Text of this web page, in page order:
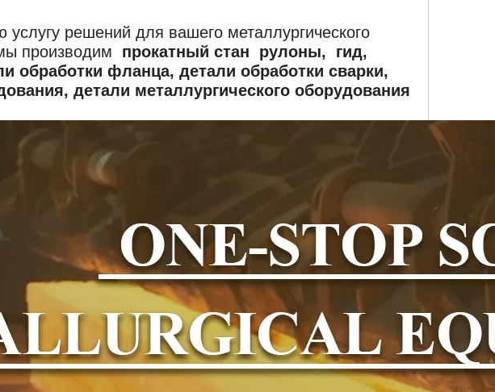
услугу решений для вашего металлургического
производим прокатный стан рулоны, гид,
обработки фланца, детали обработки сварки,
детали металлургического оборудования